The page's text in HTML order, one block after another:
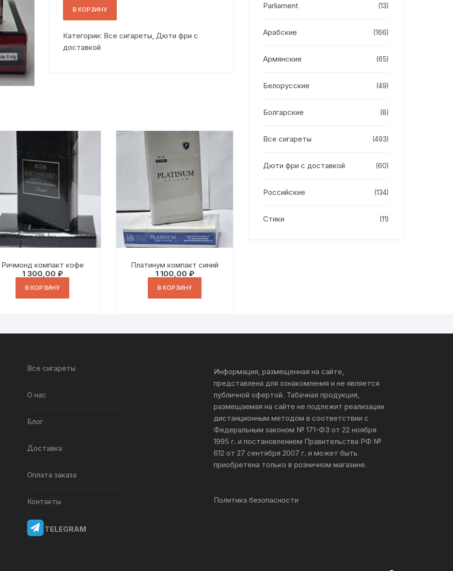
красный
дюти
В КОРЗИНУ
Категории: Все сигареты Дюти фри с
доставкой
Ричмонд компакт кофе
1 300,00 ₽
В КОРЗИНУ
Платинум компакт синий
1 100,00 ₽
В КОРЗИНУ
Parliament (13)
Арабские (166)
Армянские (65)
Белорусские (49)
Болгарские (8)
Все сигареты (493)
Дюти фри с доставкой (60)
Российские (134)
Стики (11)
Все сигареты
О нас
Блог
Доставка
Оплата заказа
Контакты
TELEGRAM
Информация, размещенная на сайте,
представлена для ознакомления и не является
публичной офертой. Табачная продукция,
размещаемая на сайте не подлежит реализации
дистанционным методом в соответствии с
Федеральным законом № 171-ФЗ от 22 ноября
1995 г. и постановлением Правительства РФ №
612 от 27 сентября 2007 г. и может быть
приобретена только в розничном магазине.
Политика безопасности